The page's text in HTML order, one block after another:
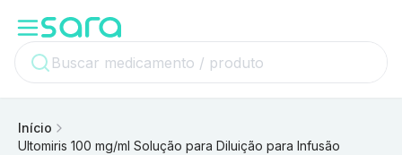
Início
Ultomiris 100 mg/ml Solução para Diluição para Infusão